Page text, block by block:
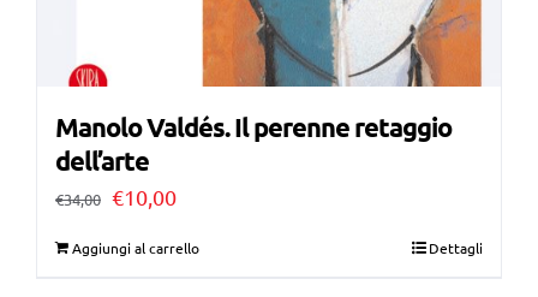
Manolo Valdés. Il perenne retaggio
dell’arte
€34,00 Il
€10,00Il
Aggiungi al carrello Dettagli